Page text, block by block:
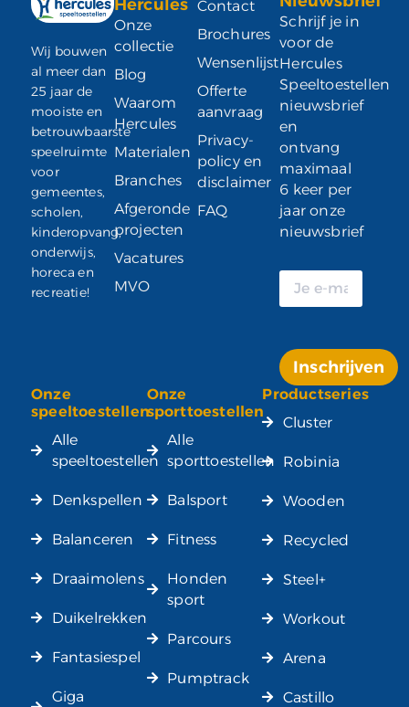
Wij bouwen
al meer dan
25 jaar de
mooiste en
betrouwbaarste
speelruimte
voor
gemeentes,
scholen,
kinderopvang,
onderwijs,
horeca en
recreatie!
Hercules
Onze
collectie
Blog
Waarom
Hercules
Materialen
Branches
Afgeronde
projecten
Vacatures
MVO
Contact
Brochures
Wensenlijst
Offerte
aanvraag
Privacy-
policy en
disclaimer
FAQ
Schrijf je in
voor de
Hercules
Speeltoestellen
nieuwsbrief
en
ontvang
maximaal
6 keer per
jaar onze
nieuwsbrief
Inschrijven
Alternative:
Onze
speeltoestellen
Alle
speeltoestellen
Denkspellen
Balanceren
Draaimolens
Duikelrekken
Fantasiespel
Giga
Onze
sporttoestellen
Alle
sporttoestellen
Balsport
Fitness
Honden
sport
Parcours
Pumptrack
Productseries
Cluster
Robinia
Wooden
Recycled
Steel+
Workout
Arena
Castillo